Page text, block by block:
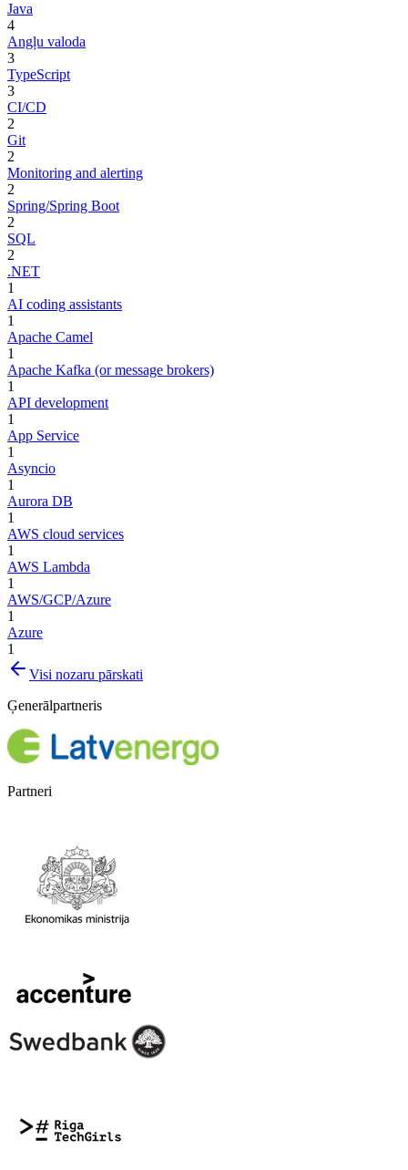
Java
4
Angļu valoda
3
TypeScript
3
CI/CD
2
Git
2
Monitoring and alerting
2
Spring/Spring Boot
2
SQL
2
.NET
1
AI coding assistants
1
Apache Camel
1
Apache Kafka (or message brokers)
1
API development
1
App Service
1
Asyncio
1
Aurora DB
1
AWS cloud services
1
AWS Lambda
1
AWS/GCP/Azure
1
Azure
1
Visi nozaru pārskati
Ģenerālpartneris
Partneri